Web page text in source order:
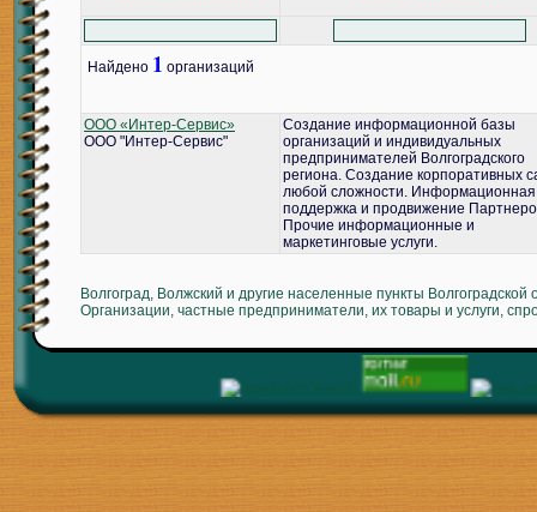
Найдено 1 организаций
ООО «Интер-Сервис»
ООО "Интер-Сервис"
Создание информационной базы
организаций и индивидуальных
предпринимателей Волгоградского
региона. Создание корпоративных
любой сложности. Информационная
поддержка и продвижение
Прочие информационные и
маркетинговые услуги.
Волгоград, Волжский и другие населенные пункты Волгоградской
Организации, частные предприниматели, их товары и услуги,